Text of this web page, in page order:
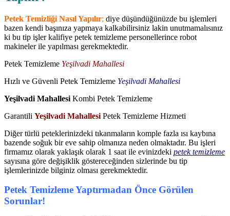
Petek Temizliği Nasıl Yapılır; diye düşündüğünüzde bu işlemleri
bazen kendi başınıza yapmaya kalkabilirsiniz lakin unutmamalısınız
ki bu tip işler kalifiye petek temizleme personellerince robot
makineler ile yapılması gerekmektedir.
Petek Temizleme Yeşilvadi Mahallesi
Hızlı ve Güvenli Petek Temizleme Yeşilvadi Mahallesi
Yeşilvadi Mahallesi Kombi Petek Temizleme
Garantili Yeşilvadi Mahallesi Petek Temizleme Hizmeti
Diğer türlü peteklerinizdeki tıkanmaların komple fazla ısı kaybına
bazende soğuk bir eve sahip olmanıza neden olmaktadır. Bu işleri
firmamız olarak yaklaşık olarak 1 saat ile evinizdeki petek temizleme
sayısına göre değişiklik göstereceğinden sizlerinde bu tip
işlemlerinizde bilginiz olması gerekmektedir.
Petek Temizleme Yaptırmadan Önce Görülen
Sorunlar!